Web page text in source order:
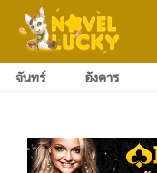
จันทร์ อังคาร